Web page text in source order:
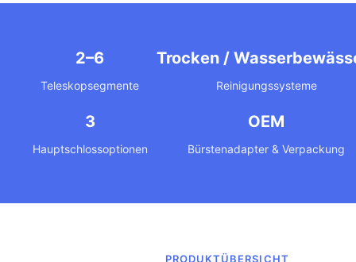
2–6
Teleskopsegmente
Trocken /
Reinigungssysteme
3
Hauptschlossoptionen
OEM
Bürstenadapter & Verpackung
PRODUKTÜBERSICHT